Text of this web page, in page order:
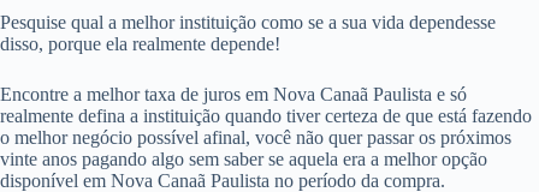
Pesquise qual a melhor instituição como se a sua vida dependesse
disso, porque ela realmente depende!
Encontre a melhor taxa de juros em Nova Canaã Paulista e só
realmente defina a instituição quando tiver certeza de que está fazendo
o melhor negócio possível afinal, você não quer passar os próximos
vinte anos pagando algo sem saber se aquela era a melhor opção
disponível em Nova Canaã Paulista no período da compra.